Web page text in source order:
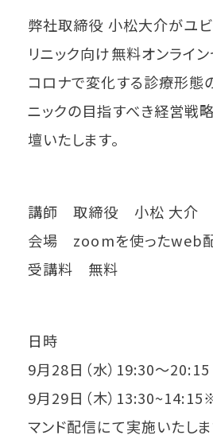
弊社取締役 小松大介がユ
リニック向け無料オンライ
コロナで変化する診療形態
ニックの目指すべき経営戦
壇いたします。
講師 取締役 小松 大介
会場 zoomを使ったweb
受講料 無料
日時
9月28日（水）19:30～20:15
9月29日（木）
マンド配信にて実施いたし